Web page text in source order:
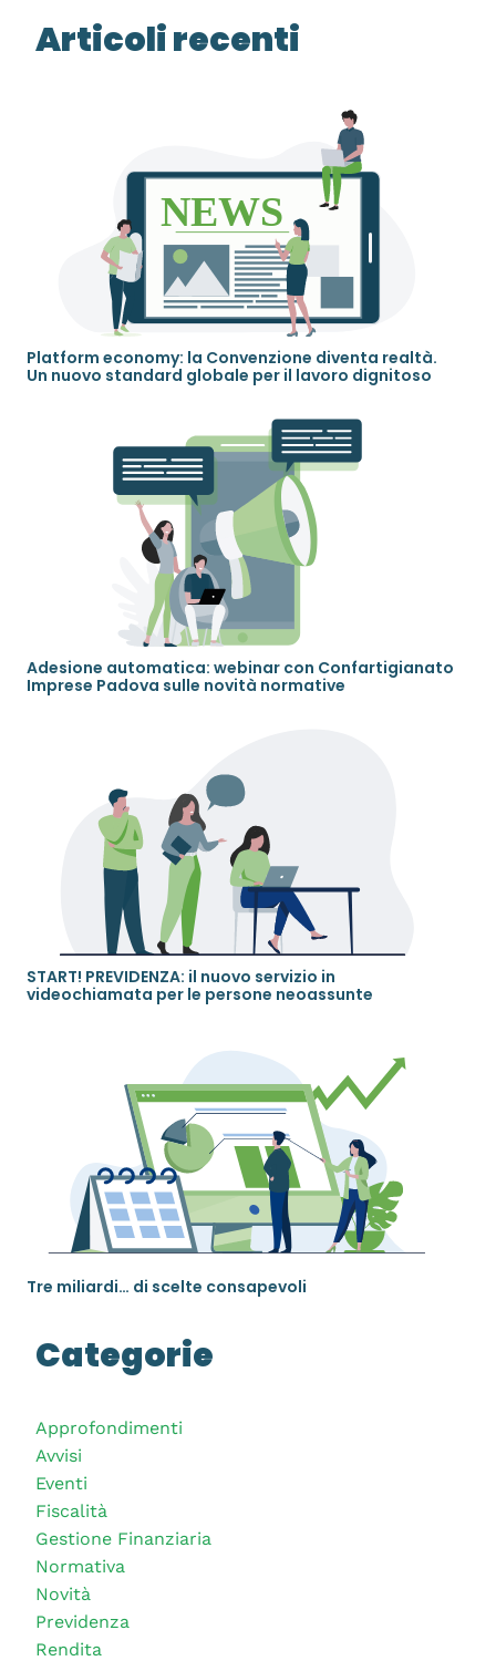
Articoli recenti
Platform economy: la Convenzione diventa realtà.
Un nuovo standard globale per il lavoro dignitoso
Adesione automatica: webinar con Confartigianato
Imprese Padova sulle novità normative
START! PREVIDENZA: il nuovo servizio in
videochiamata per le persone neoassunte
Tre miliardi… di scelte consapevoli
Categorie
Approfondimenti
Avvisi
Eventi
Fiscalità
Gestione Finanziaria
Normativa
Novità
Previdenza
Rendita